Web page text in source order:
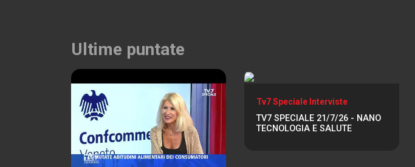
Ultime puntate
Tv7 Speciale Interviste
TV7 SPECIALE 21/7/26 - NANO
TECNOLOGIA E SALUTE